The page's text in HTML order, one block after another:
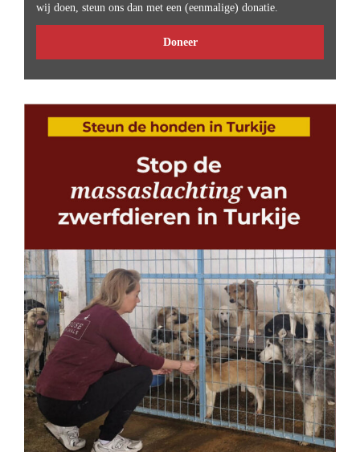
wij doen, steun ons dan met een (eenmalige) donatie.
Doneer